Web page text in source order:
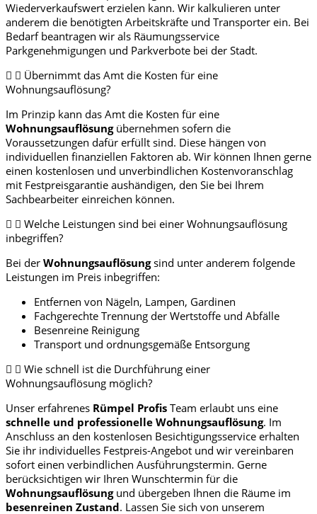
Wiederverkaufswert erzielen kann. Wir kalkulieren unter
anderem die benötigten Arbeitskräfte und Transporter ein. Bei
Bedarf beantragen wir als Räumungsservice
Parkgenehmigungen und Parkverbote bei der Stadt.
Übernimmt das Amt die Kosten für eine
Wohnungsauflösung?
Im Prinzip kann das Amt die Kosten für eine
Wohnungsauflösungübernehmen sofern die
Voraussetzungen dafür erfüllt sind. Diese hängen von
individuellen finanziellen Faktoren ab. Wir können Ihnen gerne
einen kostenlosen und unverbindlichen Kostenvoranschlag
mit Festpreisgarantie aushändigen, den Sie bei Ihrem
Sachbearbeiter einreichen können.
Welche Leistungen sind bei einer Wohnungsauflösung
inbegriffen?
Bei der Wohnungsauflösungsind unter anderem folgende
Leistungen im Preis inbegriffen:
Entfernen von Nägeln, Lampen, Gardinen
Fachgerechte Trennung der Wertstoffe und Abfälle
Besenreine Reinigung
Transport und ordnungsgemäße Entsorgung
Wie schnell ist die Durchführung einer
Wohnungsauflösung möglich?
Unser erfahrenes Rümpel Profis Team erlaubt uns eine
schnelle und professionelle Wohnungsauflösung. Im
Anschluss an den kostenlosen Besichtigungsservice erhalten
Sie ihr individuelles Festpreis-Angebot und wir vereinbaren
sofort einen verbindlichen Ausführungstermin. Gerne
berücksichtigen wir Ihren Wunschtermin für die
Wohnungsauflösung und übergeben Ihnen die Räume im
besenreinen Zustand. Lassen Sie sich von unserem